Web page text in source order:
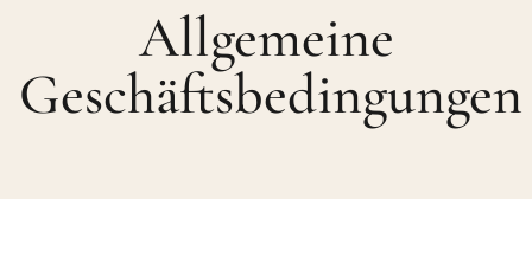
Allgemeine
Geschäftsbedingungen